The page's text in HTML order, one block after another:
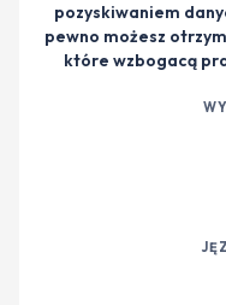
pozyskiwaniem
pewno możesz
które wzbogacą